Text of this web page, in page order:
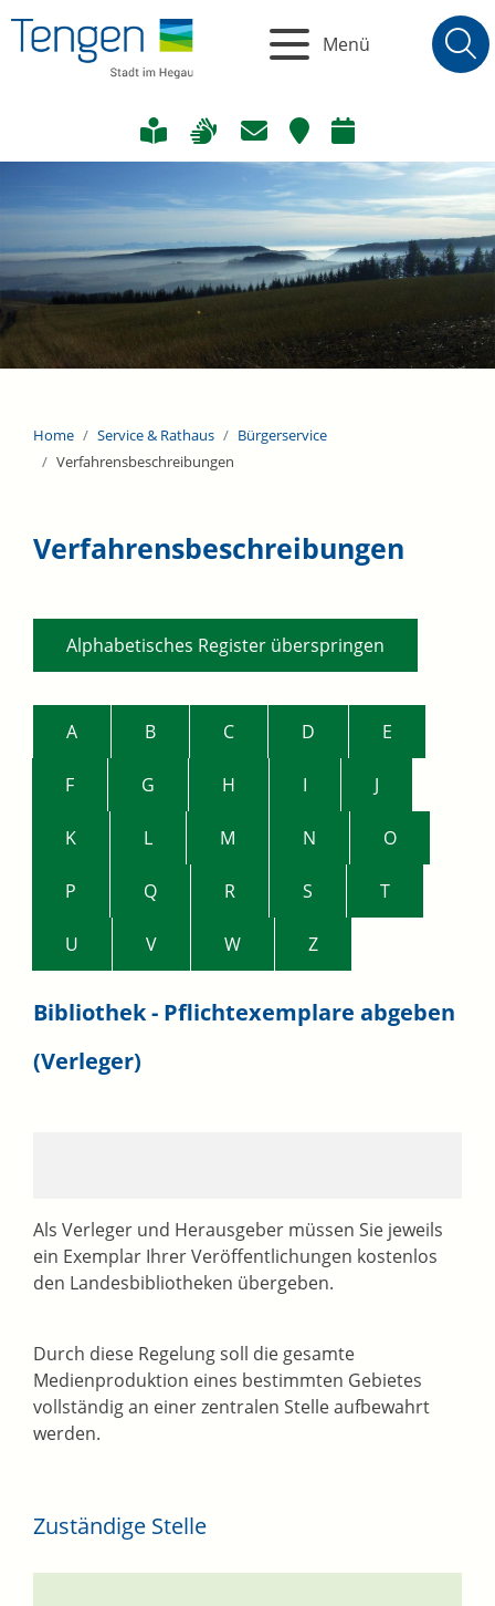
Menü
Home Service & Rathaus
Bürgerservice
Verfahrensbeschreibungen
Verfahrensbeschreibungen
Alphabetisches Register überspringen
A B C D E
F G H I J
K L M N O
P Q R S T
U V W Z
Bibliothek - Pflichtexemplare abgeben
(Verleger)
Als Verleger und Herausgeber müssen Sie jeweils
ein Exemplar Ihrer Veröffentlichungen kostenlos
den Landesbibliotheken übergeben.
Durch diese Regelung soll die gesamte
Medienproduktion eines bestimmten Gebietes
vollständig an einer zentralen Stelle aufbewahrt
werden.
Zuständige Stelle